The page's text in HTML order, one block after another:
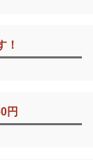
！
円